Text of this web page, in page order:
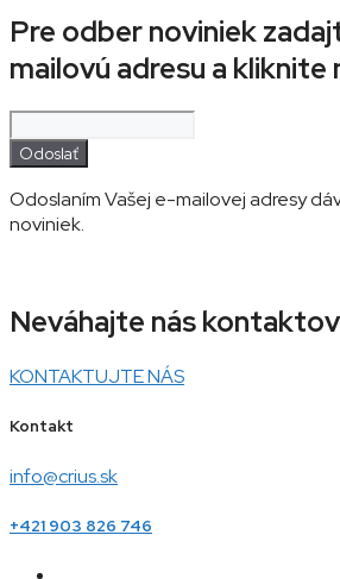
Pre odber noviniek
mailovú adresu a kliknite
Odoslať
Odoslaním Vašej e-mailovej adresy
noviniek.
Neváhajte nás
KONTAKTUJTE NÁS
Kontakt
info@crius.sk
+421 903 826 746